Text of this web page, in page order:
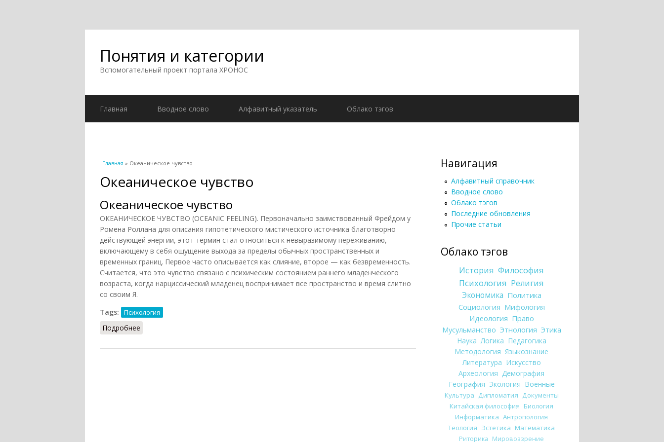
Понятия и категории
Вспомогательный проект портала ХРОНОС
Главная Вводное слово Алфавитный указатель Облако тэгов
Вы здесь
Главная » Океаническое чувство
Океаническое чувство
Океаническое чувство
ОКЕАНИЧЕСКОЕ ЧУВСТВО (OCEANIC FEELING). Первоначально заимствованный Фрейдом у
Ромена Роллана для описания гипотетического мистического источника благотворно
действующей энергии, этот термин стал относиться к невыразимому переживанию,
включающему в себя ощущение выхода за пределы обычных пространственных и
временных границ. Первое часто описывается как слияние, второе — как безвременность.
Считается, что это чувство связано с психическим состоянием раннего младенческого
возраста, когда нарциссический младенец воспринимает все пространство и время слитно
со своим Я.
Tags:
Психология
Подробнее
Навигация
Алфавитный справочник
Вводное слово
Облако тэгов
Последние обновления
Прочие статьи
Облако тэгов
История Философия
Психология Религия
Экономика Политика
Социология Мифология
Идеология Право
Мусульманство Этнология Этика
Наука Логика Педагогика
Методология Языкознание
Литература Искусство
Археология Демография
География Экология Военные
Культура Дипломатия Документы
Китайская философия Биология
Информатика Антропология
Теология Эстетика Математика
Риторика Мировоззрение